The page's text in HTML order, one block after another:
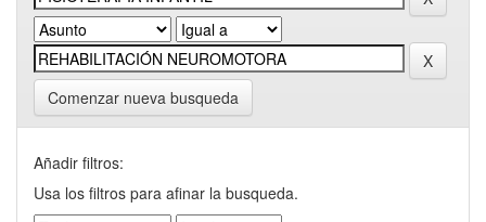
Comenzar nueva busqueda
Añadir filtros:
Usa los filtros para afinar la busqueda.